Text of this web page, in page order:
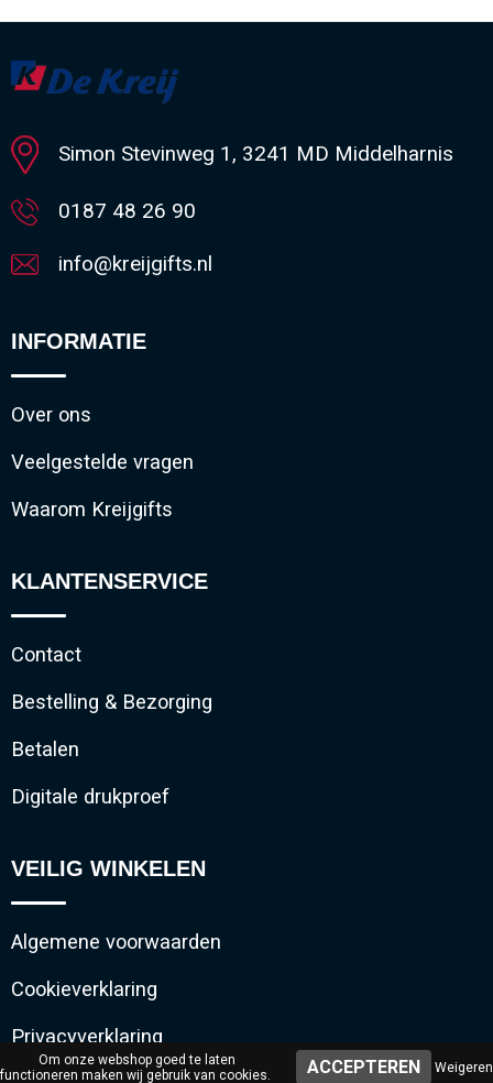
Minimale afname: 1
Simon Stevinweg 1, 3241 MD Middelharnis
0187 48 26 90
info@kreijgifts.nl
INFORMATIE
Over ons
Veelgestelde vragen
Waarom Kreijgifts
KLANTENSERVICE
Contact
Bestelling & Bezorging
Betalen
Digitale drukproef
VEILIG WINKELEN
Algemene voorwaarden
Cookieverklaring
Privacyverklaring
Om onze webshop goed te laten
functioneren maken wij gebruik van cookies.
Weigeren